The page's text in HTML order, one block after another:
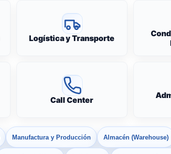
Logística y Transporte
Call Center
Manufactura y Producción Almacén (Warehouse)